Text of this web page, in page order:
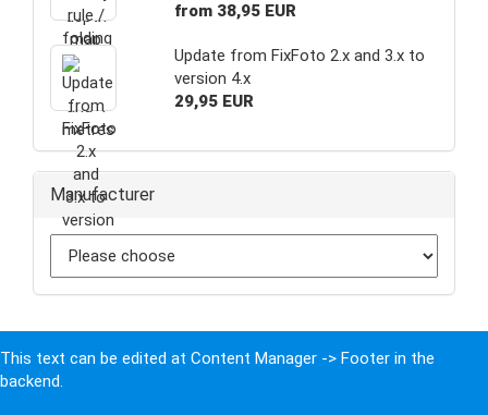
from 38,95 EUR
Update from FixFoto 2.x and 3.x to
version 4.x
29,95 EUR
Manufacturer
This text can be edited at Content Manager -> Footer in the
backend.